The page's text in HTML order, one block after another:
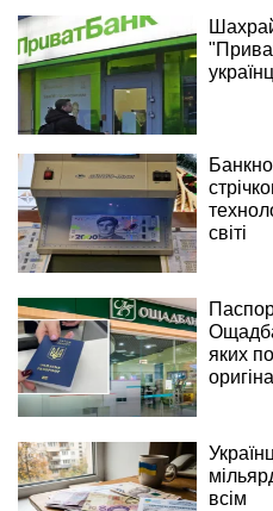
світі
яких
всім